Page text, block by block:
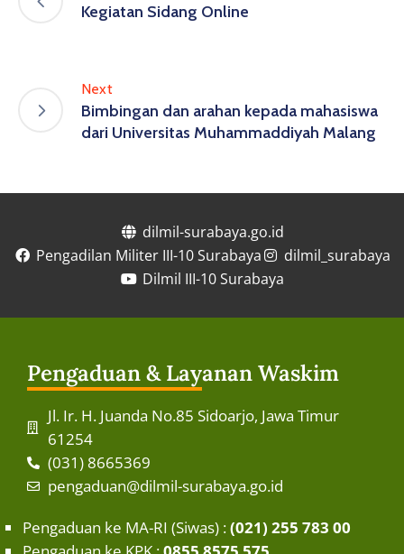
Kegiatan Sidang Online
Next
Bimbingan dan arahan kepada mahasiswa
dari Universitas Muhammaddiyah Malang
dilmil-surabaya.go.id
Pengadilan Militer III-10 Surabaya
dilmil_surabaya
Dilmil III-10 Surabaya
Pengaduan & Layanan Waskim
Jl. Ir. H. Juanda No.85 Sidoarjo, Jawa Timur
61254
(031) 8665369
pengaduan@dilmil-surabaya.go.id
Pengaduan ke MA-RI (Siwas) :(021) 255 783 00